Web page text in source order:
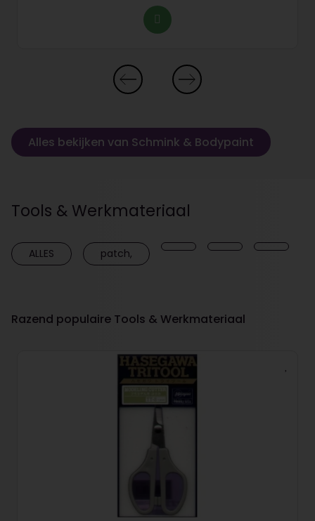
Alles bekijken van Schmink & Bodypaint
Tools & Werkmateriaal
ALLES patch,
Razend populaire Tools & Werkmateriaal